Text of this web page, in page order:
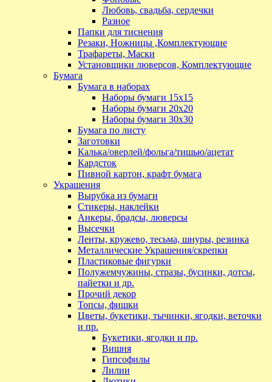
Любовь, свадьба, сердечки
Разное
Папки для тиснения
Резаки, Ножницы ,Комплектующие
Трафареты, Маски
Установщики люверсов, Комплектующие
Бумага
Бумага в наборах
Наборы бумаги 15х15
Наборы бумаги 20х20
Наборы бумаги 30х30
Бумага по листу
Заготовки
Калька/оверлей/фольга/тишью/ацетат
Кардсток
Пивной картон, крафт бумага
Украшения
Вырубка из бумаги
Стикеры, наклейки
Анкеры, брадсы, люверсы
Высечки
Ленты, кружево, тесьма, шнуры, резинка
Металлические Украшения/скрепки
Пластиковые фигурки
Полужемчужины, стразы, бусинки, дотсы,
пайетки и др.
Прочий декор
Топсы, фишки
Цветы, букетики, тычинки, ягодки, веточки
и пр.
Букетики, ягодки и пр.
Вишня
Гипсофилы
Лилии